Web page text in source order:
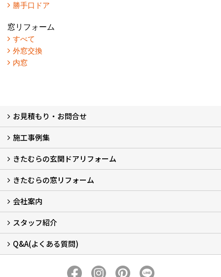
勝手口ドア
窓リフォーム
すべて
外窓交換
内窓
お見積もり・お問合せ
LINEで概算見積もり
チャットで質問
問い合わせフォームから
オンライン相談
電話で相談
無料現地調査をご希望の方
施工事例集
玄関ドアリフォーム
玄関引戸リフォーム
勝手口ドアリフォーム
窓リフォーム
きたむらの玄関ドアリフォーム
玄関ドアリフォームについて
リシェントについて (23)
・玄関ドアバリエーション (52)
・玄関引戸バリエーション (44)
・勝手口ドアバリエーション (11)
安心の自社施工
無料点検
保証について
価格について
概算見積について (2)
きたむらの窓リフォーム
窓リフォームについて (5)
・内窓設置-LIXILインプラス
・内窓設置-AGCまどまど
・窓交換
・エコガラス交換
・防犯・防災ガラス交換
会社案内
会社概要 (2)
ブログ
アクセス
施工エリア
施工までの流れ
SNSインフォメーション
チャット機能
オンライン打合わせ
補助金について (2)
スタッフ紹介
スタッフ紹介
Q&A(よくある質問)